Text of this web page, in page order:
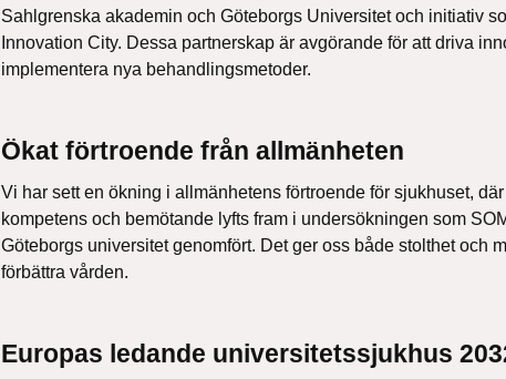
Sahlgrenska akademin och Göteborgs Universitet och initiativ
Innovation City. Dessa partnerskap är avgörande för att driva
implementera nya behandlingsmetoder.
Ökat förtroende från allmänheten
Vi har sett en ökning i allmänhetens förtroende för sjukhuset,
kompetens och bemötande lyfts fram i undersökningen som
Göteborgs universitet genomfört. Det ger oss både stolthet och
förbättra vården.
Europas ledande universitetssjukhus